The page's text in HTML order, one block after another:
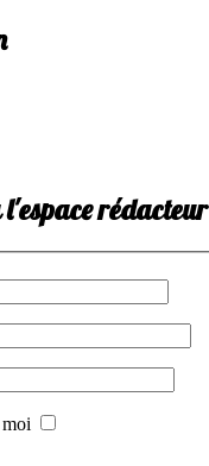
l'espace rédacteur